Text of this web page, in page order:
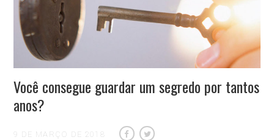
Você consegue guardar um segredo por tantos
anos?
9 DE MARÇO DE 2018